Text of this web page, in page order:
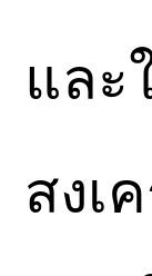
และ
สงเ